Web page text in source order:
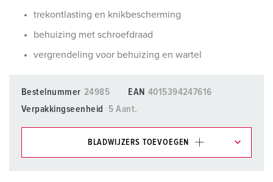
trekontlasting en knikbescherming
behuizing met schroefdraad
vergrendeling voor behuizing en wartel
Bestelnummer 24985 EAN 4015394247616
Verpakkingseenheid
5 Aant.
BLADWIJZERS TOEVOEGEN